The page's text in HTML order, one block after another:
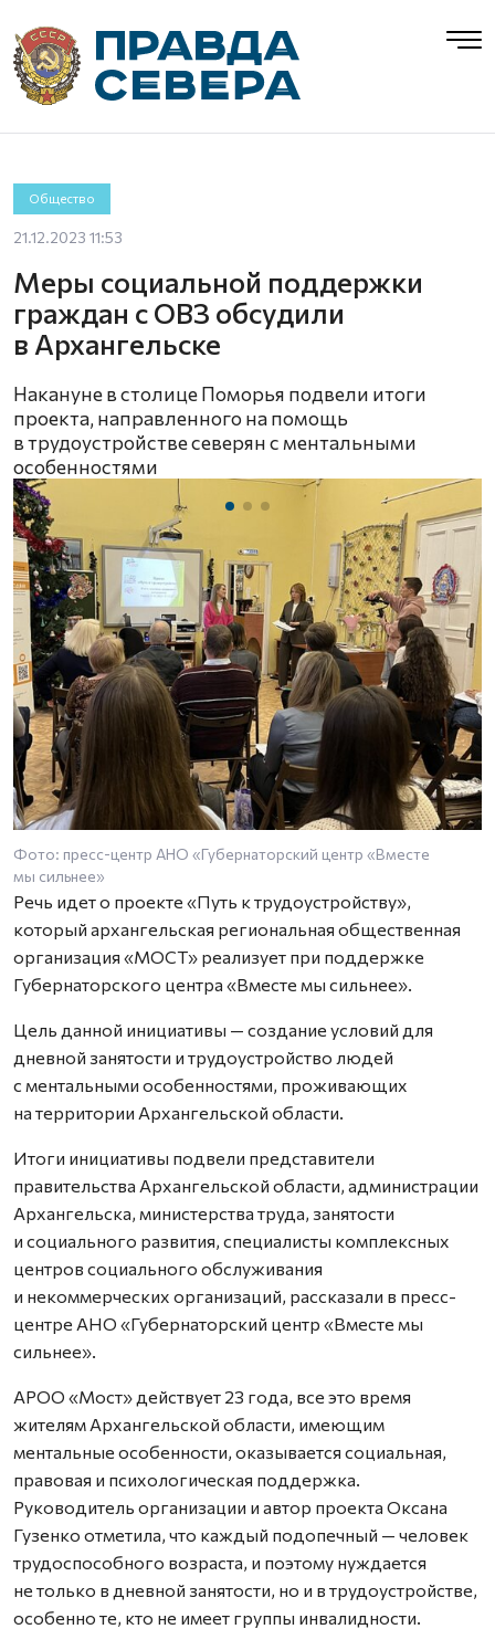
Общество
21.12.2023 11:53
Меры социальной поддержки
граждан с ОВЗ обсудили
в Архангельске
Накануне в столице Поморья подвели итоги
проекта, направленного на помощь
в трудоустройстве северян с ментальными
особенностями
Фото: пресс-центр АНО «Губернаторский центр «Вместе
мы сильнее»
Речь идет о проекте «Путь к трудоустройству»,
который архангельская региональная общественная
организация «МОСТ» реализует при поддержке
Губернаторского центра «Вместе мы сильнее».
Цель данной инициативы — создание условий для
дневной занятости и трудоустройство людей
с ментальными особенностями, проживающих
на территории Архангельской области.
Итоги инициативы подвели представители
правительства Архангельской области, администрации
Архангельска, министерства труда, занятости
и социального развития, специалисты комплексных
центров социального обслуживания
и некоммерческих организаций, рассказали в пресс-
центре АНО «Губернаторский центр «Вместе мы
сильнее».
АРОО «Мост» действует 23 года, все это время
жителям Архангельской области, имеющим
ментальные особенности, оказывается социальная,
правовая и психологическая поддержка.
Руководитель организации и автор проекта Оксана
Гузенко отметила, что каждый подопечный — человек
трудоспособного возраста, и поэтому нуждается
не только в дневной занятости, но и в трудоустройстве,
особенно те, кто не имеет группы инвалидности.